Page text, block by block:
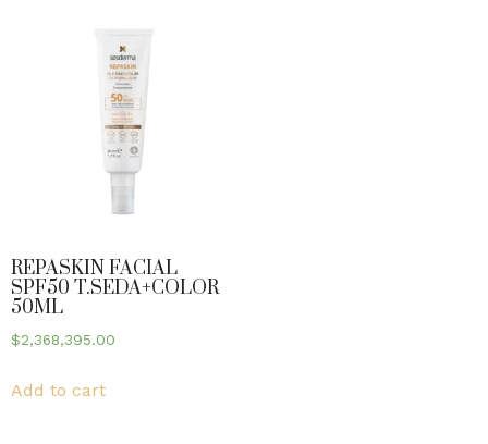
REPASKIN FACIAL
SPF50 T.SEDA+COLOR
50ML
$2,368,395.00
Add to cart